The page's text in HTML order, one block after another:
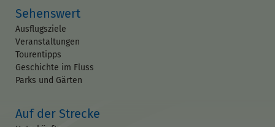
Sehenswert
Ausflugsziele
Veranstaltungen
Tourentipps
Geschichte im Fluss
Parks und Gärten
Auf der Strecke